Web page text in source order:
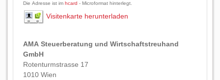
Die Adresse ist im hcard - Microformat hinterlegt.
Visitenkarte herunterladen
AMA Steuerberatung und Wirtschaftstreuhand
GmbH
Rotenturmstrasse 17
1010 Wien